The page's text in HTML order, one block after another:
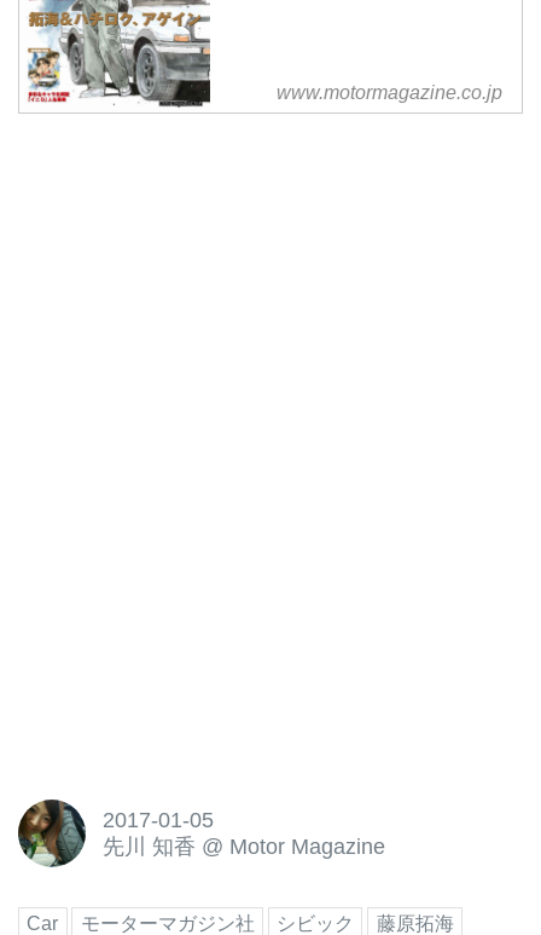
の世界。その中でも一番の見せど
www.motormagazine.co.jp
2017-01-05
先川 知香 @ Motor Magazine
Car モーターマガジン社 シビック
藤原拓海